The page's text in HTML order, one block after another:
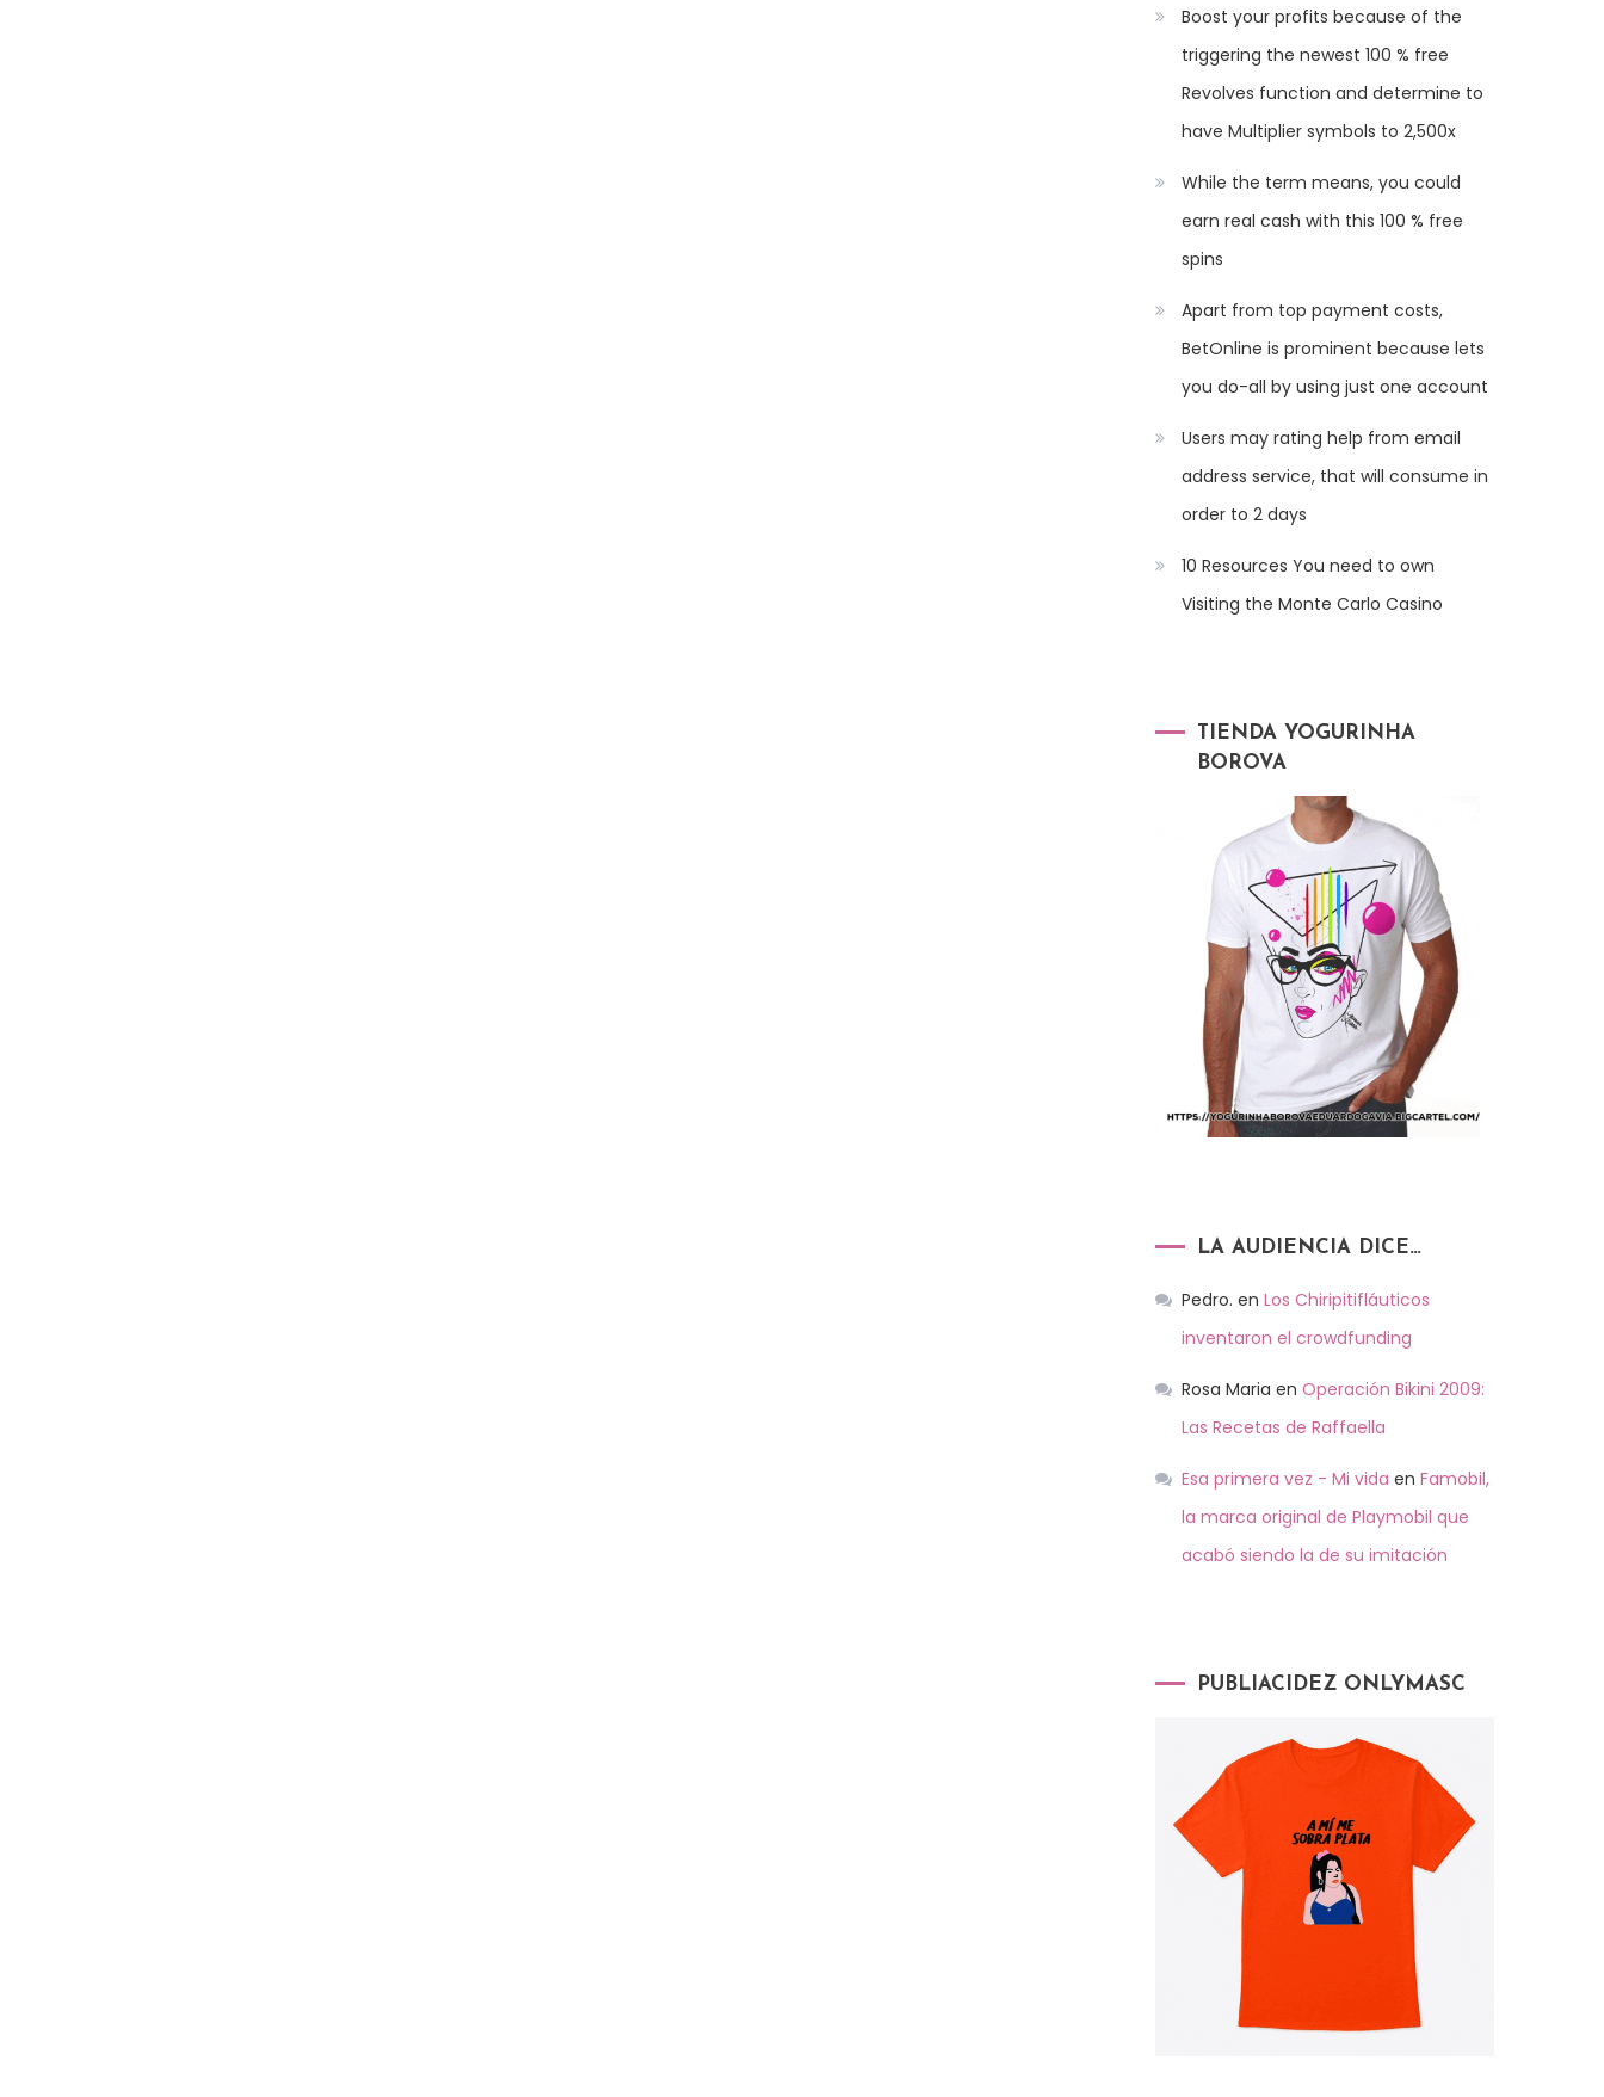
Boost your profits because of the
triggering the newest 100 % free
Revolves function and determine to
have Multiplier symbols to 2,500x
While the term means, you could
earn real cash with this 100 % free
spins
Apart from top payment costs,
BetOnline is prominent because lets
you do-all by using just one account
Users may rating help from email
address service, that will consume in
order to 2 days
10 Resources You need to own
Visiting the Monte Carlo Casino
TIENDA YOGURINHA
BOROVA
LA AUDIENCIA DICE…
Pedro. en Los Chiripitifláuticos
inventaron el crowdfunding
Rosa Maria en Operación Bikini 2009:
Las Recetas de Raffaella
Esa primera vez - Mi vida en Famobil,
la marca original de Playmobil que
acabó siendo la de su imitación
PUBLIACIDEZ ONLYMASC